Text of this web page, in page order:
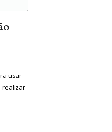
usar
realizar